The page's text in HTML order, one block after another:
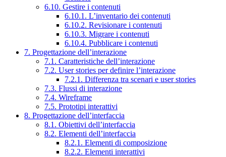
6.10. Gestire i contenuti
6.10.1. L’inventario dei contenuti
6.10.2. Revisionare i contenuti
6.10.3. Migrare i contenuti
6.10.4. Pubblicare i contenuti
7. Progettazione dell’interazione
7.1. Caratteristiche dell’interazione
7.2. User stories per definire l’interazione
7.2.1. Differenza tra scenari e user stories
7.3. Flussi di interazione
7.4. Wireframe
7.5. Prototipi interattivi
8. Progettazione dell’interfaccia
8.1. Obiettivi dell’interfaccia
8.2. Elementi dell’interfaccia
8.2.1. Elementi di composizione
8.2.2. Elementi interattivi